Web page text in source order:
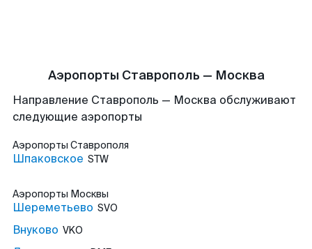
Аэропорты Ставрополь — Москва
Направление Ставрополь — Москва обслуживают
следующие аэропорты
Аэропорты Ставрополя
Шпаковское STW
Аэропорты Москвы
Шереметьево SVO
Внуково VKO